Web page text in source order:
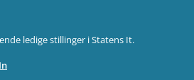
ledige stillinger i Statens It.